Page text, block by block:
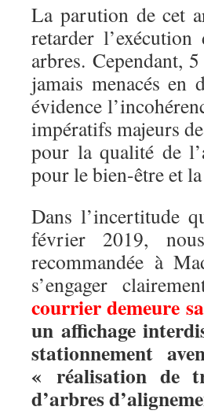
La parution de cet
retarder
arbres. Cependant,
jamais menacés
évidence
impératifs majeurs
pour la qualité de
pour le bien-être et
Dans l’incertitude
février 2019,
recommandée à
s’engager
courrier demeure
un affichage
stationnement
« réalisation de
d’arbres